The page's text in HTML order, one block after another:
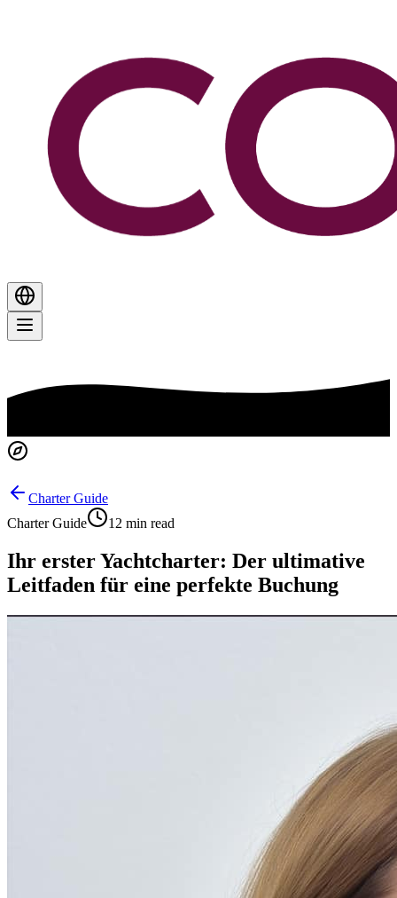
Charter Guide
Charter Guide
12 min read
Ihr erster Yachtcharter: Der ultimative
Leitfaden für eine perfekte Buchung